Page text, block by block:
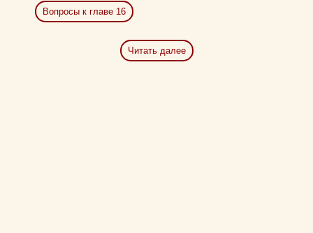
Вопросы к главе 16
Читать далее